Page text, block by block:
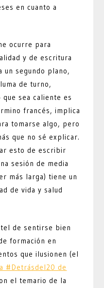
en cuanto a
ocurre para
y de escritura
un segundo plano,
de turno,
sea caliente es
francés, implica
tomarse algo, pero
que no sé explicar.
esto de escribir
sesión de media
más larga) tiene un
de vida y salud
de sentirse bien
formación en
que ilusionen (el
#Detrásdel20 de
el temario de la